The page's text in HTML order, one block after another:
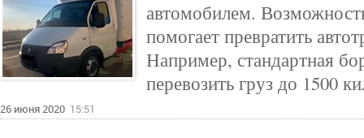
автомобилем.
помогает превратить
Например, стандартная
перевозить груз до 1500
26 июня 2020 15:51